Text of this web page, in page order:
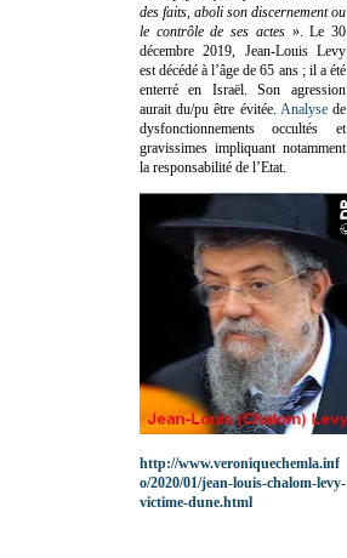
des faits, aboli son discernement ou
le contrôle de ses actes». Le 30
décembre 2019, Jean-Louis Levy
est décédé à l’âge de 65 ans ; il a été
enterré en Israël. Son agression
aurait du/pu être évitée. Analysede
dysfonctionnements occultés et
gravissimes impliquant notamment
la responsabilité de l’Etat.
http://www.veroniquechemla.inf
o/2020/01/jean-louis-chalom-levy-
victime-dune.html